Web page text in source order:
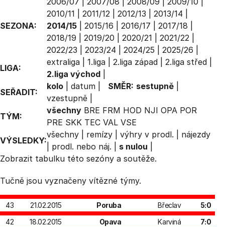
SEZONA:
2010/11
2011/12 2012/13 2013/14
2014/15
2015/16 2016/17 2017/18
2018/19
2019/20 2020/21 2021/22
2022/23
2023/24 2024/25 2025/26
LIGA:
extraliga 1.liga 2.liga západ 2.liga střed
2.liga východ
SEŘADIT:
kolo datum SMĚR: sestupně
vzestupně
TÝM:
všechny BRE FRM HOD NJI OPA POR
PRE SKK TEC VAL VSE
VÝSLEDKY:
všechny remízy výhry v prodl.
nájezdy
prodl. nebo náj. s nulou
Zobrazit tabulku této sezóny a soutěže.
Tučně jsou vyznačeny vítězné týmy.
43 21.02.2015 Poruba Břeclav
5:0
42
18.02.2015 Opava Karviná
7:0